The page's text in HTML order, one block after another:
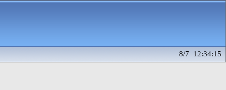
8/7 12:34:15